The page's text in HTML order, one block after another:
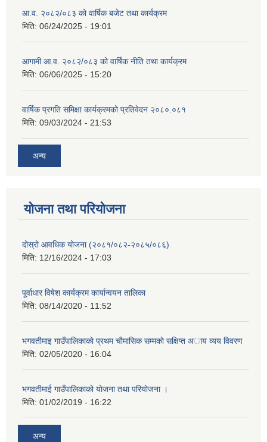
आ.व. २०८२/०८३ को वार्षिक बजेट तथा कार्यक्रम
मिति: 06/24/2025 - 19:01
आगामी आ.व. २०८२/०८३ को वार्षिक नीति तथा कार्यक्रम
मिति: 06/06/2025 - 15:20
वार्षिक प्रगति समिक्षा कार्यक्रमको प्रतिवेदन २०८०.०८१
मिति: 09/03/2024 - 21:53
अन्य
योजना तथा परियोजना
दोस्रो आवधिक योजना (२०८१/०८२-२०८५/०८६)
मिति: 12/16/2024 - 17:03
पूर्वाधार विषेश कार्यक्रम कार्यान्वयन तालिका
मिति: 08/14/2020 - 11:52
भगवतीमाइ गाउँपालिकाकाे प्रथम चाैमासिक सम्मकाे सक्षिप्त अाय व्यय विवरण
मिति: 02/05/2020 - 16:04
भगवतीमाई गाउँपालिकाको याेजना तथा परियाेजना ।
मिति: 01/02/2019 - 16:22
अन्य